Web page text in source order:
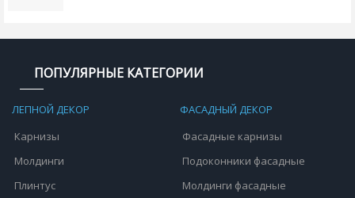
ПОПУЛЯРНЫЕ КАТЕГОРИИ
ЛЕПНОЙ ДЕКОР
Карнизы
Молдинги
Плинтус
ФАСАДНЫЙ ДЕКОР
Фасадные карнизы
Подоконники фасадные
Молдинги фасадные